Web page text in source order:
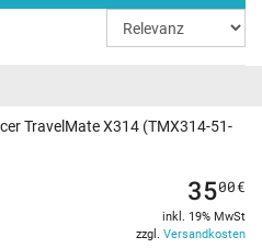
TravelMate X314 (TMX314-51-
3500€
inkl. 19% MwSt
zzgl. Versandkosten